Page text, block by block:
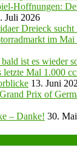
Hoffnungen:
Juli 2026
Dreieck
im
ist es wieder
letzte Mal 1.000
13. Juni
Prix of
– Danke! 30.